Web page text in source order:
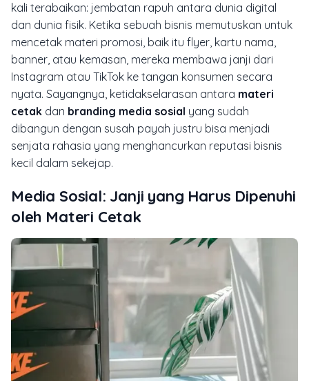
kali terabaikan: jembatan rapuh antara dunia digital
dan dunia fisik. Ketika sebuah bisnis memutuskan untuk
mencetak materi promosi, baik itu flyer, kartu nama,
banner, atau kemasan, mereka membawa janji dari
Instagram atau TikTok ke tangan konsumen secara
nyata. Sayangnya, ketidakselarasan antara materi
cetak dan branding media sosial yang sudah
dibangun dengan susah payah justru bisa menjadi
senjata rahasia yang menghancurkan reputasi bisnis
kecil dalam sekejap.
Media Sosial: Janji yang Harus Dipenuhi
oleh Materi Cetak